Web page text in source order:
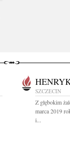
SZCZECIN
Z głębokim
marca 2019
i...